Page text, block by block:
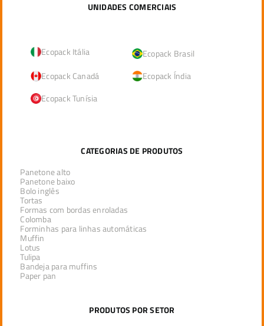
UNIDADES COMERCIAIS
Ecopack Itália
Ecopack Brasil
Ecopack Canadá
Ecopack Índia
Ecopack Tunísia
CATEGORIAS DE PRODUTOS
Panetone alto
Panetone baixo
Bolo inglês
Tortas
Formas com bordas enroladas
Colomba
Forminhas para linhas automáticas
Muffin
Lotus
Tulipa
Bandeja para muffins
Paper pan
PRODUTOS POR SETOR